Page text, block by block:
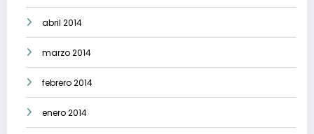
abril 2014
marzo 2014
febrero 2014
enero 2014